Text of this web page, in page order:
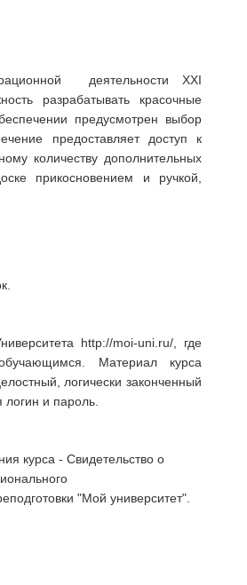
деятельности XXI
разрабатывать красочные
предусмотрен выбор
предоставляет доступ к
количеству дополнительных
прикосновением и ручкой,
http://moi-uni.ru/, где
Материал курса
логически законченный
и пароль.
курса - Свидетельство о
"Мой университет".